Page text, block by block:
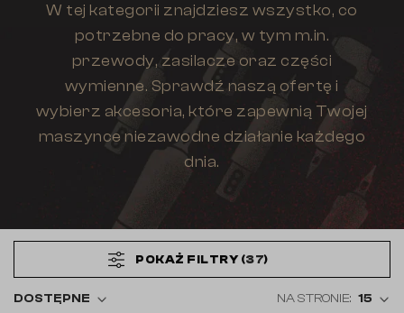
W tej kategorii znajdziesz wszystko, co
potrzebne do pracy, w tym m.in.
przewody, zasilacze oraz części
wymienne. Sprawdź naszą ofertę i
wybierz akcesoria, które zapewnią Twojej
maszynce niezawodne działanie każdego
dnia.
POKAŻ FILTRY (37)
DOSTĘPNE NA STRONIE: 15